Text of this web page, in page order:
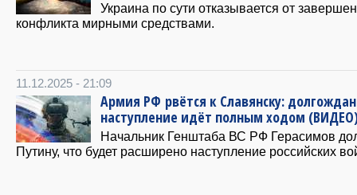
Украина по сути отказывается от
конфликта мирными средствами.
11.12.2025 - 21:09
Армия РФ рвётся к Славянску:
наступление идёт полным ходом
Начальник Генштаба ВС РФ Герасимов
Путину, что будет расширено наступление российских